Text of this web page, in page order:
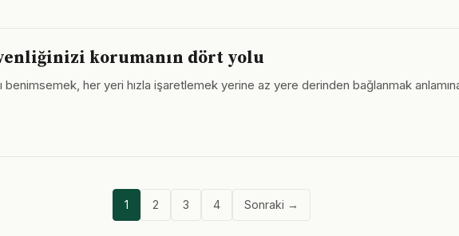
korumanın dört yolu
benimsemek, her yeri hızla işaretlemek yerine az yere derinden bağlanmak
1 2 3 4 Sonraki →